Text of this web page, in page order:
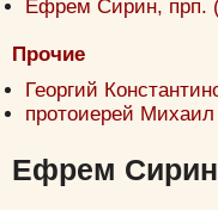
Ефрем Сирин, прп.
Прочие
Георгий
протоиерей Михаил
Ефрем